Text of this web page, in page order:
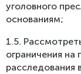
уголовного
основаниям;
1.5.
ограничения
расследования